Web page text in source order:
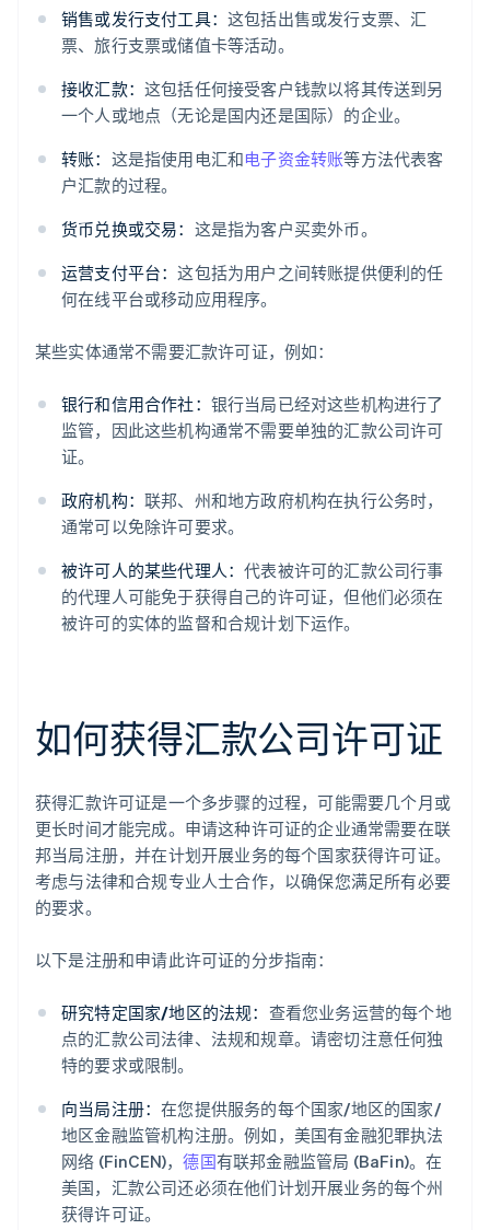
销售或发行支付工具： 这包括出售或发行支票、汇
票、旅行支票或储值卡等活动。
接收汇款： 这包括任何接受客户钱款以将其传送到另
一个人或地点（无论是国内还是国际）的企业。
转账： 这是指使用电汇和电子资金转账等方法代表客
户汇款的过程。
货币兑换或交易： 这是指为客户买卖外币。
运营支付平台：这包括为用户之间转账提供便利的任
何在线平台或移动应用程序。
某些实体通常不需要汇款许可证，例如：
银行和信用合作社： 银行当局已经对这些机构进行了
监管，因此这些机构通常不需要单独的汇款公司许可
证。
政府机构： 联邦、州和地方政府机构在执行公务时，
通常可以免除许可要求。
被许可人的某些代理人：代表被许可的汇款公司行事
的代理人可能免于获得自己的许可证，但他们必须在
被许可的实体的监督和合规计划下运作。
如何获得汇款公司许可证
获得汇款许可证是一个多步骤的过程，可能需要几个月或
更长时间才能完成。申请这种许可证的企业通常需要在联
邦当局注册，并在计划开展业务的每个国家获得许可证。
考虑与法律和合规专业人士合作，以确保您满足所有必要
的要求。
以下是注册和申请此许可证的分步指南：
研究特定国家/地区的法规： 查看您业务运营的每个地
点的汇款公司法律、法规和规章。请密切注意任何独
特的要求或限制。
向当局注册：在您提供服务的每个国家/地区的国家/
地区金融监管机构注册。例如，美国有金融犯罪执法
网络 (FinCEN)，德国有联邦金融监管局 (BaFin)。在
美国，汇款公司还必须在他们计划开展业务的每个州
获得许可证。